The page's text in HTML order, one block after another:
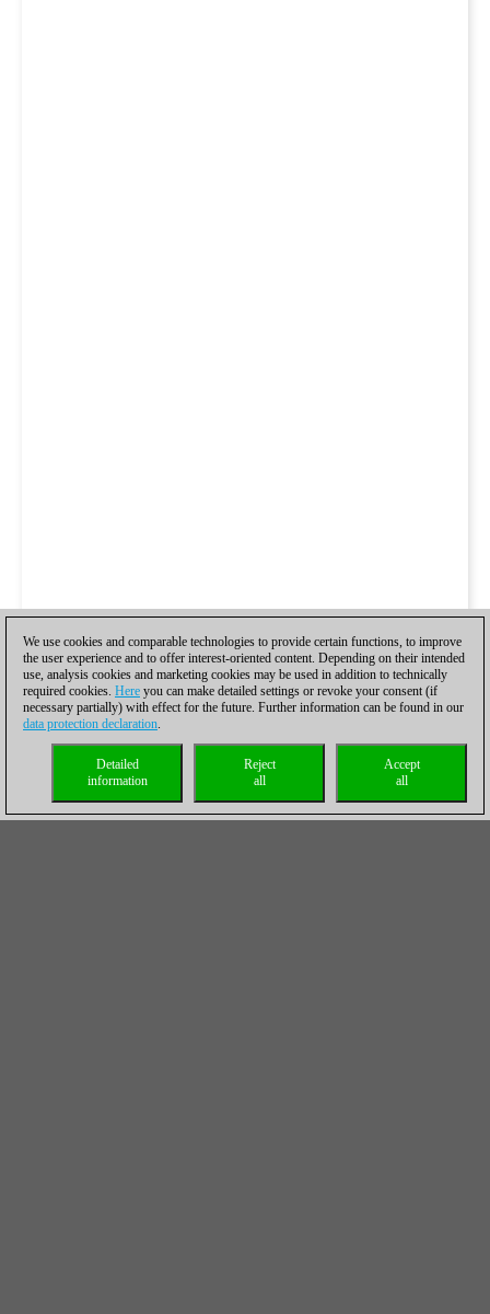
We use cookies and comparable technologies to provide certain functions, to improve
the user experience and to offer interest-oriented content. Depending on their intended
use, analysis cookies and marketing cookies may be used in addition to technically
required cookies. Here you can make detailed settings or revoke your consent (if
necessary partially) with effect for the future. Further information can be found in our
data protection declaration.
Accept
all
Reject
all
Detailed
information